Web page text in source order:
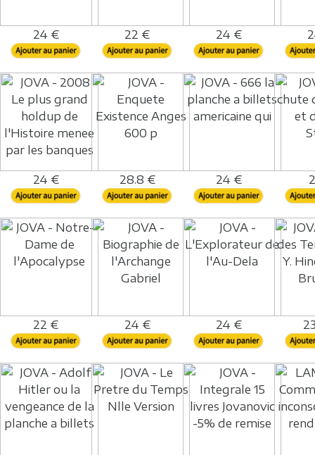
24 € 22 € 24 €
24 € 28.8 € 24 €
22 € 24 € 24 €